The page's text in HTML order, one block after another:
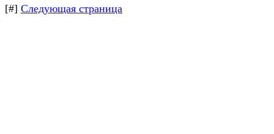
[#] Следующая страница